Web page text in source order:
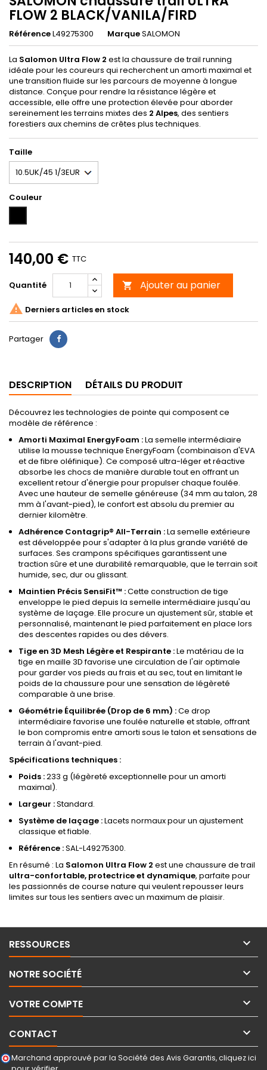
FLOW 2 BLACK/VANILA/FIRD
RéférenceL49275300 MarqueSALOMON
La Salomon Ultra Flow 2 est la chaussure de trail running
idéale pour les coureurs qui recherchent un amorti maximal et
une transition fluide sur les parcours de moyenne à longue
distance. Conçue pour rendre la résistance légère et
accessible, elle offre une protection élevée pour aborder
sereinement les terrains mixtes des 2 Alpes, des sentiers
forestiers aux chemins de crêtes plus techniques.
Taille
Couleur
140,00 € TTC
Quantité  Ajouter au panier
 Derniers articles en stock
Partager
DESCRIPTION DÉTAILS DU PRODUIT
Découvrez les technologies de pointe qui composent ce
modèle de référence :
Amorti Maximal EnergyFoam :La semelle intermédiaire
utilise la mousse technique EnergyFoam (combinaison d'EVA
et de fibre oléfinique). Ce composé ultra-léger et réactive
absorbe les chocs de manière durable tout en offrant un
excellent retour d'énergie pour propulser chaque foulée.
Avec une hauteur de semelle généreuse (34 mm au talon, 28
mm à l'avant-pied), le confort est absolu du premier au
dernier kilomètre.
Adhérence Contagrip® All-Terrain :La semelle extérieure
est développée pour s'adapter à la plus grande variété de
surfaces. Ses crampons spécifiques garantissent une
traction sûre et une durabilité remarquable, que le terrain soit
humide, sec, dur ou glissant.
Maintien Précis SensiFit™ :Cette construction de tige
enveloppe le pied depuis la semelle intermédiaire jusqu'au
système de laçage. Elle procure un ajustement sûr, stable et
personnalisé, maintenant le pied parfaitement en place lors
des descentes rapides ou des dévers.
Tige en 3D Mesh Légère et Respirante :Le matériau de la
tige en maille 3D favorise une circulation de l'air optimale
pour garder vos pieds au frais et au sec, tout en limitant le
poids de la chaussure pour une sensation de légèreté
comparable à une brise.
Géométrie Équilibrée (Drop de 6 mm) :Ce drop
intermédiaire favorise une foulée naturelle et stable, offrant
le bon compromis entre amorti sous le talon et sensations de
terrain à l'avant-pied.
Spécifications techniques :
Poids :233 g (légèreté exceptionnelle pour un amorti
maximal).
Largeur :Standard.
Système de laçage :Lacets normaux pour un ajustement
classique et fiable.
Référence :SAL-L49275300.
En résumé : La Salomon Ultra Flow 2 est une chaussure de trail
ultra-confortable, protectrice et dynamique, parfaite pour
les passionnés de course nature qui veulent repousser leurs
limites sur tous les sentiers avec un maximum de plaisir.
RESSOURCES 
NOTRE SOCIÉTÉ 
VOTRE COMPTE 
CONTACT 
Marchand approuvé par la Société des Avis Garantis,cliquez ici